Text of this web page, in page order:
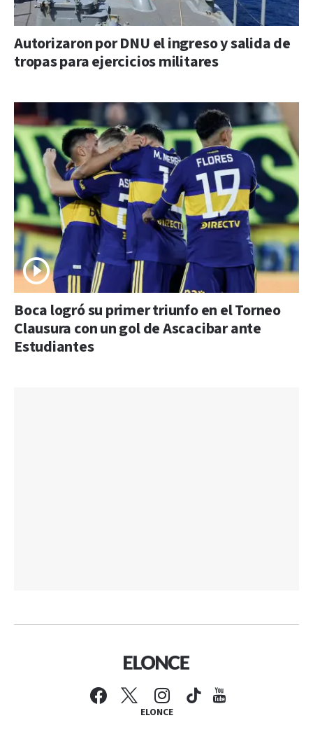
Autorizaron por DNU el ingreso y salida de
tropas para ejercicios militares
Boca logró su primer triunfo en el Torneo
Clausura con un gol de Ascacibar ante
Estudiantes
ELONCE